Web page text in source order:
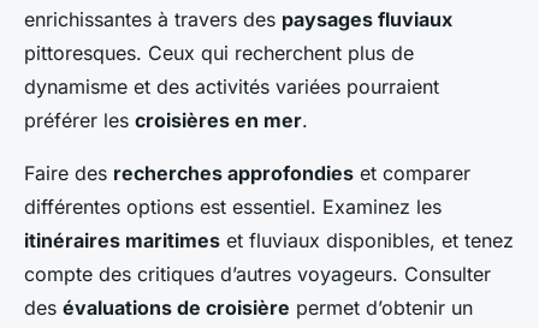
enrichissantes à travers des paysages fluviaux
pittoresques. Ceux qui recherchent plus de
dynamisme et des activités variées pourraient
préférer les croisières en mer.
Faire des recherches approfondies et comparer
différentes options est essentiel. Examinez les
itinéraires maritimes et fluviaux disponibles, et tenez
compte des critiques d’autres voyageurs. Consulter
des évaluations de croisière permet d’obtenir un